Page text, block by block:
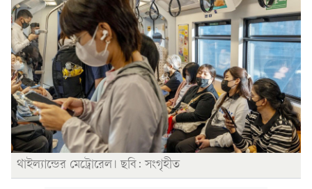
থাইল্যান্ডের মেট্রোরেল। ছবি: সংগৃহীত